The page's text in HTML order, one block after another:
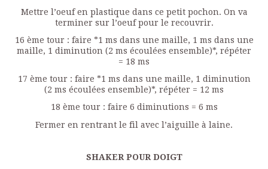
Mettre l’oeuf en plastique dans ce petit pochon. On va
terminer sur l’oeuf pour le recouvrir.
16 ème tour : faire *1 ms dans une maille, 1 ms dans une
maille, 1 diminution (2 ms écoulées ensemble)*, répéter
= 18 ms
17 ème tour : faire *1 ms dans une maille, 1 diminution
(2 ms écoulées ensemble)*, répéter = 12 ms
18 ème tour : faire 6 diminutions = 6 ms
Fermer en rentrant le fil avec l’aiguille à laine.
SHAKER POUR DOIGT